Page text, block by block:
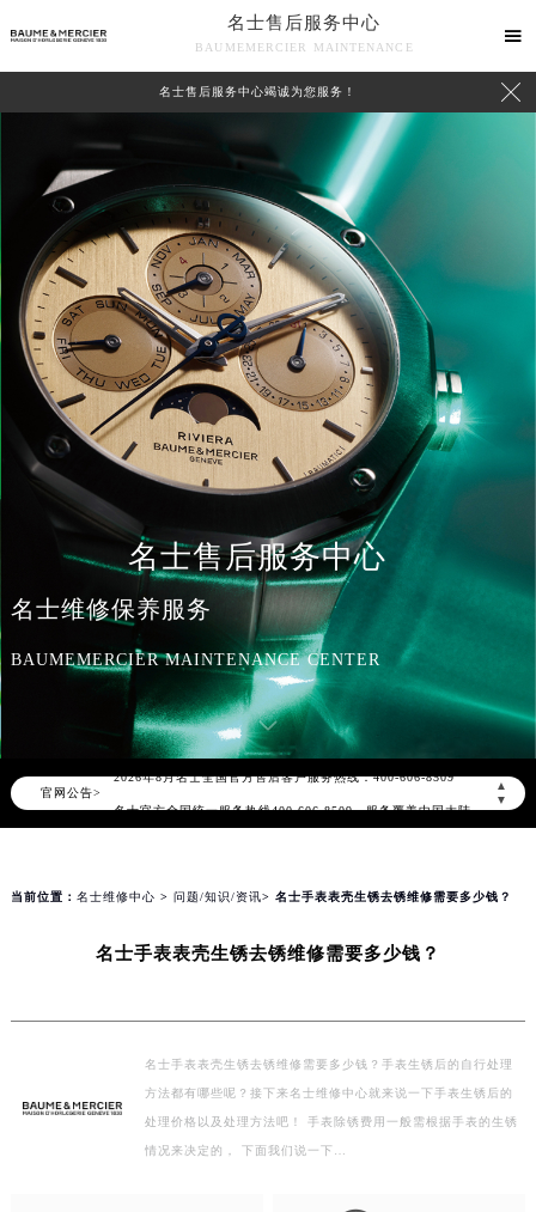
名士售后服务中心
BAUMEMERCIER MAINTENANCE

名士售后服务中心竭诚为您服务！ 
名士售后服务中心
名士维修保养服务
BAUMEMERCIER MAINTENANCE CENTER
官网公告>
▲
▼
2026年8月名士中国区售后服务网络优化升级公告
2026年8月名士全国官方售后客户服务热线：400-606-8509
2026年8月名士售后服务中心最新网点地址：
北京市东城区东长安街1号东方广场写字楼W3座6层602室（需提前预约）
常州市新北区龙锦路1590号现代传媒中心写字楼5号楼10层1008室（需提前预约）
徐州市鼓楼区淮海东路29号苏宁广场IFC国际金融中心写字楼35层3508室（需提前预约）
扬州市邗江区国展路29号星耀天地写字楼1号楼18层1803室（需提前预约）
心介绍 联系我们
当前位置： 名士维修中心 > 问题/知识/资讯> 名士手表表壳生锈去锈维修需要多少钱？
名士手表表壳生锈去锈维修需要多少钱？
名士手表表壳生锈去锈维修需要多少钱？手表生锈后的自行处理
方法都有哪些呢？接下来名士维修中心就来说一下手表生锈后的
处理价格以及处理方法吧！ 手表除锈费用一般需根据手表的生锈
情况来决定的， 下面我们说一下…